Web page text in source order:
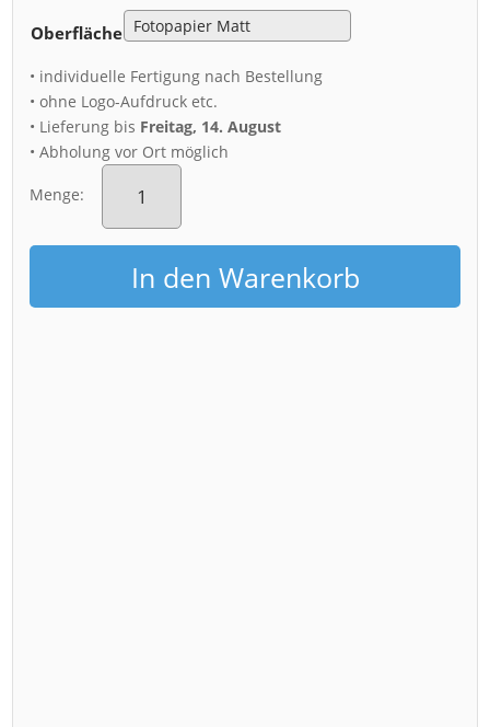
Oberfläche
• individuelle Fertigung nach Bestellung
• ohne Logo-Aufdruck etc.
• Lieferung bis Freitag, 14. August
• Abholung vor Ort möglich
Menge:
Poster
(00315)
Dresden
bei
Sturm
MengeIn den Warenkorb